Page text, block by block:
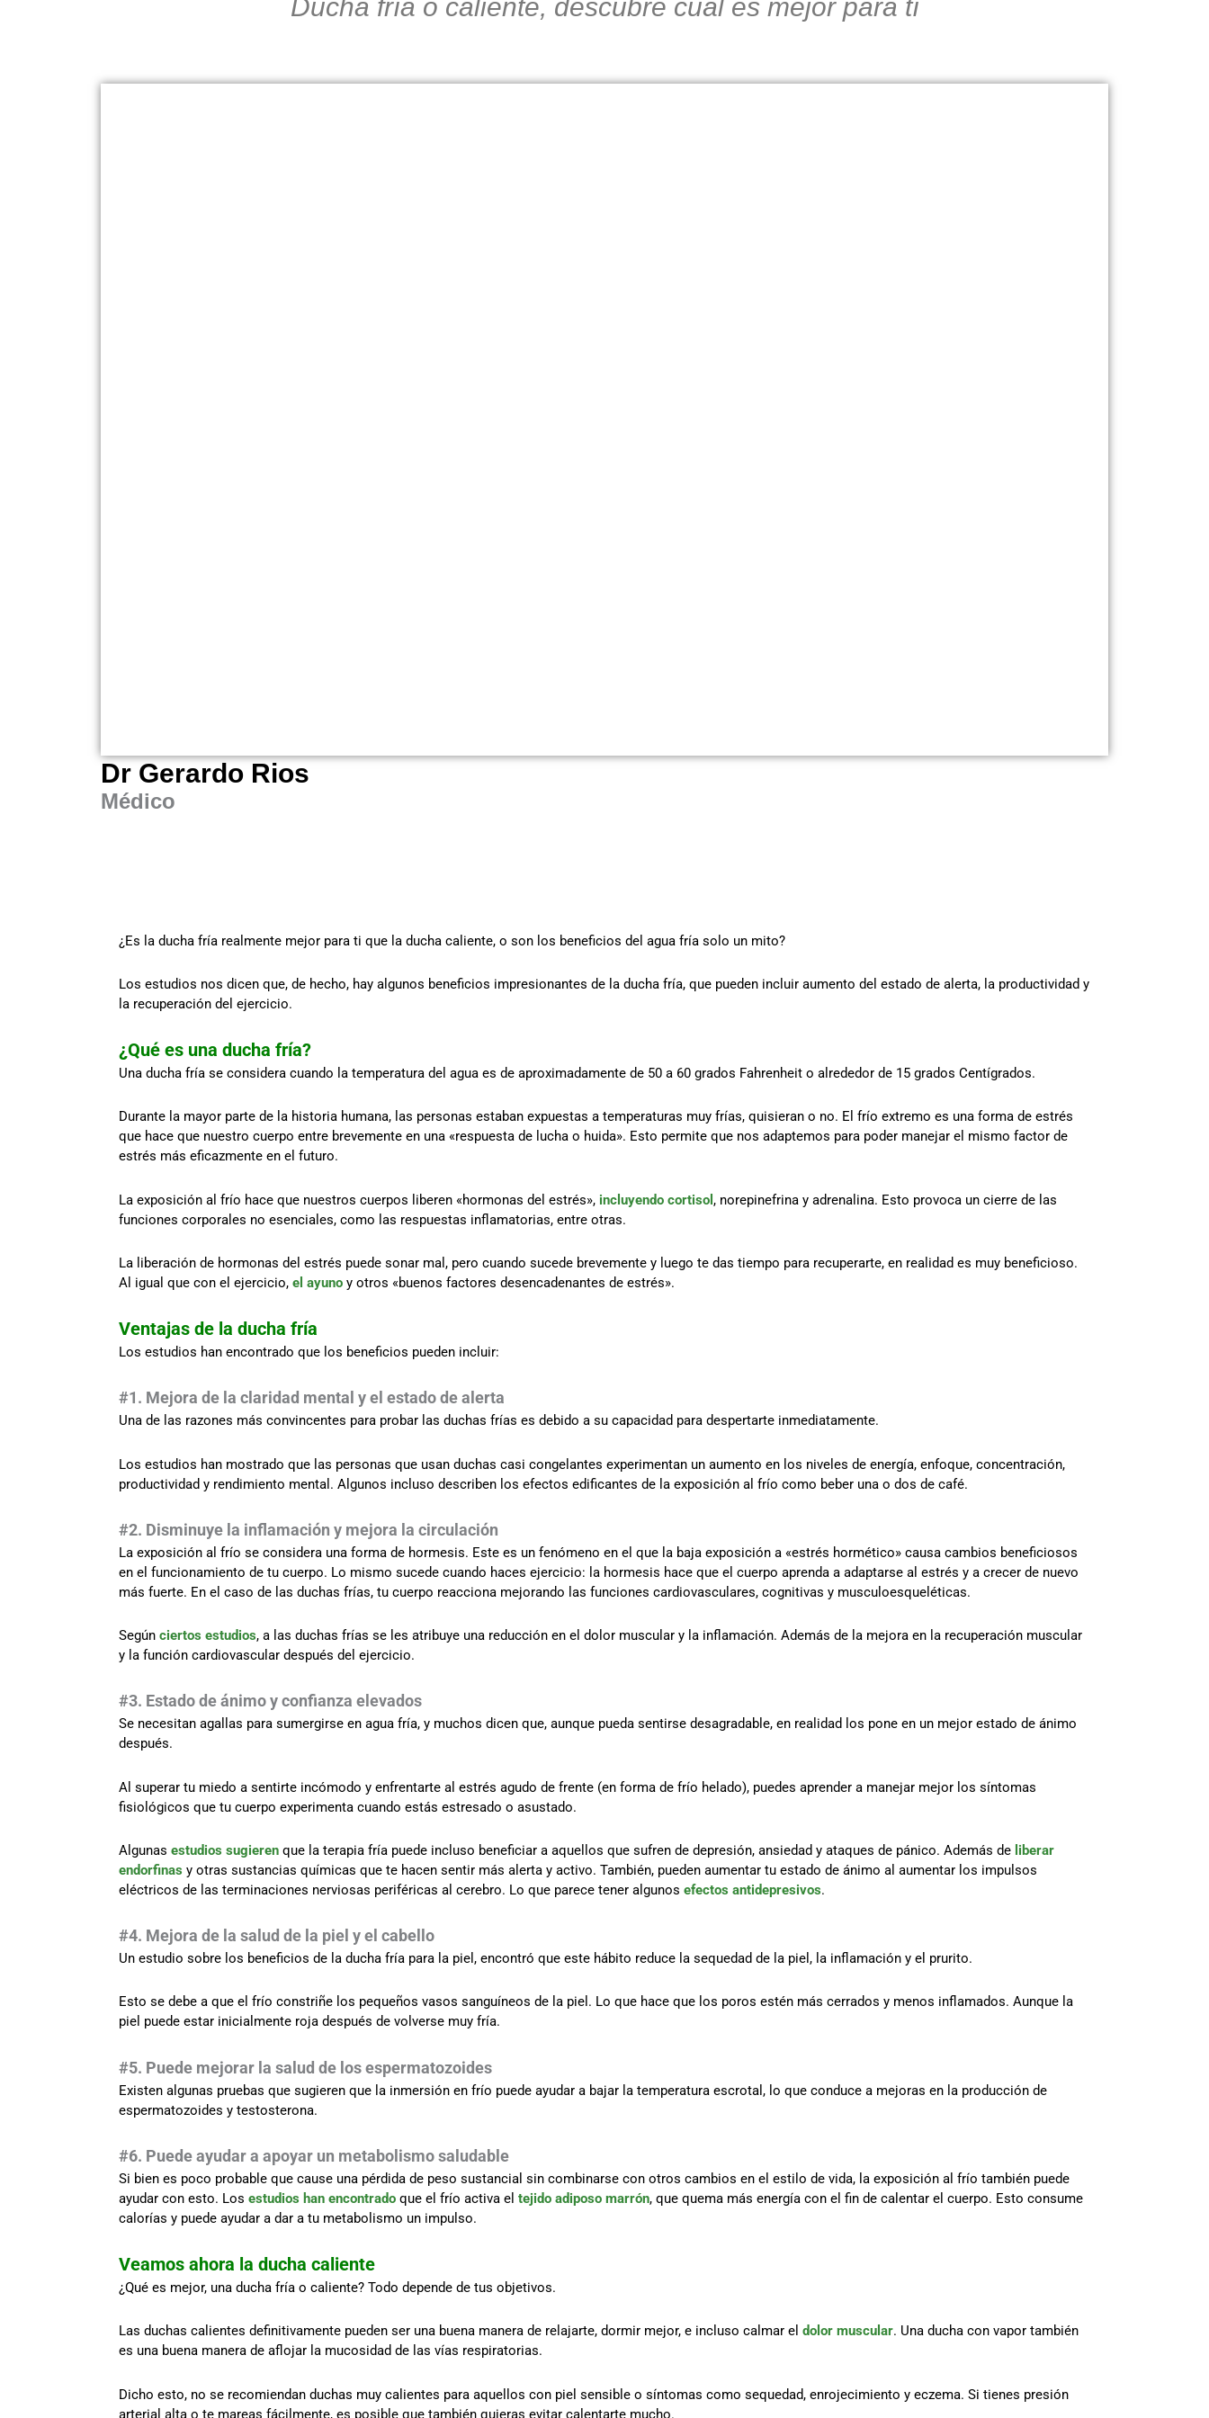
Ducha fría o caliente, descubre cuál es mejor para tí
Dr Gerardo Rios
Médico
¿Es la ducha fría realmente mejor para ti que la ducha caliente, o son los beneficios del agua fría solo un mito?
Los estudios nos dicen que, de hecho, hay algunos beneficios impresionantes de la ducha fría, que pueden incluir aumento del estado de alerta, la productividad y
la recuperación del ejercicio.
¿Qué es una ducha fría?
Una ducha fría se considera cuando la temperatura del agua es de aproximadamente de 50 a 60 grados Fahrenheit o alrededor de 15 grados Centígrados.
Durante la mayor parte de la historia humana, las personas estaban expuestas a temperaturas muy frías, quisieran o no. El frío extremo es una forma de estrés
que hace que nuestro cuerpo entre brevemente en una «respuesta de lucha o huida». Esto permite que nos adaptemos para poder manejar el mismo factor de
estrés más eficazmente en el futuro.
La exposición al frío hace que nuestros cuerpos liberen «hormonas del estrés», incluyendo cortisol , norepinefrina y adrenalina. Esto provoca un cierre de las
funciones corporales no esenciales, como las respuestas inflamatorias, entre otras.
La liberación de hormonas del estrés puede sonar mal, pero cuando sucede brevemente y luego te das tiempo para recuperarte, en realidad es muy beneficioso.
Al igual que con el ejercicio, el ayuno y otros «buenos factores desencadenantes de estrés».
Ventajas de la ducha fría
Los estudios han encontrado que los beneficios pueden incluir:
#1. Mejora de la claridad mental y el estado de alerta
Una de las razones más convincentes para probar las duchas frías es debido a su capacidad para despertarte inmediatamente.
Los estudios han mostrado que las personas que usan duchas casi congelantes experimentan un aumento en los niveles de energía, enfoque, concentración,
productividad y rendimiento mental. Algunos incluso describen los efectos edificantes de la exposición al frío como beber una o dos de café.
#2. Disminuye la inflamación y mejora la circulación
La exposición al frío se considera una forma de hormesis. Este es un fenómeno en el que la baja exposición a «estrés hormético» causa cambios beneficiosos
en el funcionamiento de tu cuerpo. Lo mismo sucede cuando haces ejercicio: la hormesis hace que el cuerpo aprenda a adaptarse al estrés y a crecer de nuevo
más fuerte. En el caso de las duchas frías, tu cuerpo reacciona mejorando las funciones cardiovasculares, cognitivas y musculoesqueléticas.
Según ciertos estudios, a las duchas frías se les atribuye una reducción en el dolor muscular y la inflamación. Además de la mejora en la recuperación muscular
y la función cardiovascular después del ejercicio.
#3. Estado de ánimo y confianza elevados
Se necesitan agallas para sumergirse en agua fría, y muchos dicen que, aunque pueda sentirse desagradable, en realidad los pone en un mejor estado de ánimo
después.
Al superar tu miedo a sentirte incómodo y enfrentarte al estrés agudo de frente (en forma de frío helado), puedes aprender a manejar mejor los síntomas
fisiológicos que tu cuerpo experimenta cuando estás estresado o asustado.
Algunas estudios sugieren que la terapia fría puede incluso beneficiar a aquellos que sufren de depresión, ansiedad y ataques de pánico. Además de liberar
endorfinas y otras sustancias químicas que te hacen sentir más alerta y activo. También, pueden aumentar tu estado de ánimo al aumentar los impulsos
eléctricos de las terminaciones nerviosas periféricas al cerebro. Lo que parece tener algunos efectos antidepresivos.
#4. Mejora de la salud de la piel y el cabello
Un estudio sobre los beneficios de la ducha fría para la piel, encontró que este hábito reduce la sequedad de la piel, la inflamación y el prurito.
Esto se debe a que el frío constriñe los pequeños vasos sanguíneos de la piel. Lo que hace que los poros estén más cerrados y menos inflamados. Aunque la
piel puede estar inicialmente roja después de volverse muy fría.
#5. Puede mejorar la salud de los espermatozoides
Existen algunas pruebas que sugieren que la inmersión en frío puede ayudar a bajar la temperatura escrotal, lo que conduce a mejoras en la producción de
espermatozoides y testosterona.
#6. Puede ayudar a apoyar un metabolismo saludable
Si bien es poco probable que cause una pérdida de peso sustancial sin combinarse con otros cambios en el estilo de vida, la exposición al frío también puede
ayudar con esto. Los estudios han encontrado que el frío activa el tejido adiposo marrón, que quema más energía con el fin de calentar el cuerpo. Esto consume
calorías y puede ayudar a dar a tu metabolismo un impulso.
Veamos ahora la ducha caliente
¿Qué es mejor, una ducha fría o caliente? Todo depende de tus objetivos.
Las duchas calientes definitivamente pueden ser una buena manera de relajarte, dormir mejor, e incluso calmar el dolor muscular. Una ducha con vapor también
es una buena manera de aflojar la mucosidad de las vías respiratorias.
Dicho esto, no se recomiendan duchas muy calientes para aquellos con piel sensible o síntomas como sequedad, enrojecimiento y eczema. Si tienes presión
arterial alta o te mareas fácilmente, es posible que también quieras evitar calentarte mucho.